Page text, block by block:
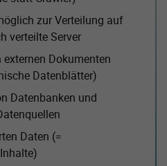
zur Verteilung auf
verteilte Server
Dokumenten
Datenblätter)
Datenbanken und
Daten (=